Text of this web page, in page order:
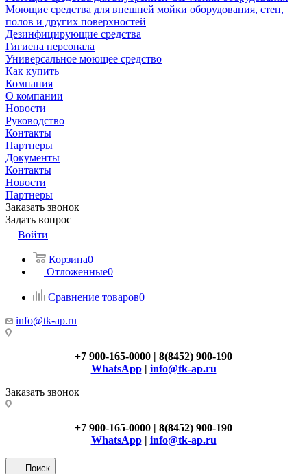
Моющие средства для внешней мойки оборудования, стен,
полов и других поверхностей
Дезинфицирующие средства
Гигиена персонала
Универсальное моющее средство
Как купить
Компания
О компании
Новости
Руководство
Контакты
Партнеры
Документы
Контакты
Новости
Партнеры
Заказать звонок
Задать вопрос
Войти
Корзина0
Отложенные0
Сравнение товаров0
info@tk-ap.ru
+7 900-165-0000 | 8(8452) 900-190
WhatsApp| info@tk-ap.ru
Заказать звонок
+7 900-165-0000 | 8(8452) 900-190
WhatsApp| info@tk-ap.ru
Поиск